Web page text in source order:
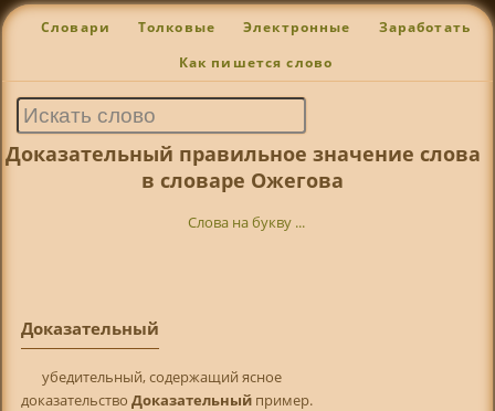
Словари Толковые Электронные Заработать
Как пишется слово
Доказательный правильное значение слова
в словаре Ожегова
Слова на букву ...
Доказательный
убедительный, содержащий ясное
доказательство Доказательный пример.